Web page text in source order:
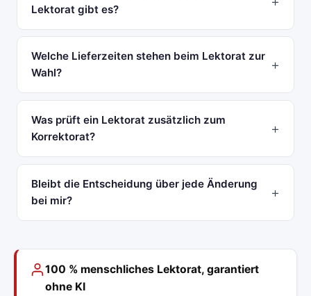
Lektorat gibt es?
Welche Lieferzeiten stehen beim Lektorat zur
Wahl?
Was prüft ein Lektorat zusätzlich zum
Korrektorat?
Bleibt die Entscheidung über jede Änderung
bei mir?
100 % menschliches Lektorat, garantiert
ohne KI